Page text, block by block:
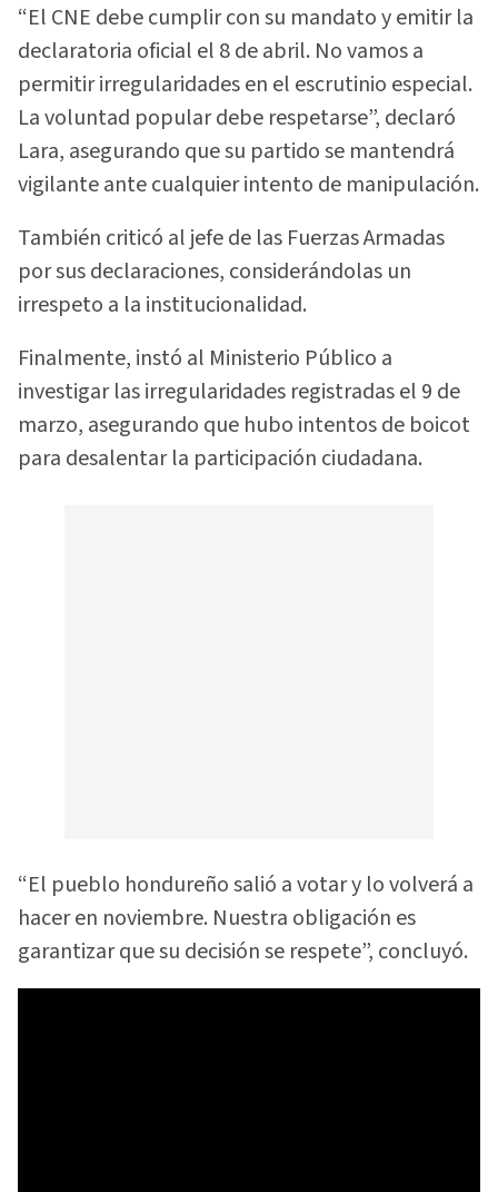
“El CNE debe cumplir con su mandato y emitir la
declaratoria oficial el 8 de abril. No vamos a
permitir irregularidades en el escrutinio especial.
La voluntad popular debe respetarse”, declaró
Lara, asegurando que su partido se mantendrá
vigilante ante cualquier intento de manipulación.
También criticó al jefe de las Fuerzas Armadas
por sus declaraciones, considerándolas un
irrespeto a la institucionalidad.
Finalmente, instó al Ministerio Público a
investigar las irregularidades registradas el 9 de
marzo, asegurando que hubo intentos de boicot
para desalentar la participación ciudadana.
“El pueblo hondureño salió a votar y lo volverá a
hacer en noviembre. Nuestra obligación es
garantizar que su decisión se respete”, concluyó.